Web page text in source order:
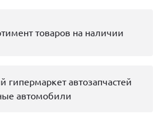
товаров на наличии
гипермаркет автозапчастей
автомобили